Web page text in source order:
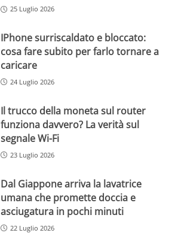
25 Luglio 2026
IPhone surriscaldato e bloccato:
cosa fare subito per farlo tornare a
caricare
24 Luglio 2026
Il trucco della moneta sul router
funziona davvero? La verità sul
segnale Wi-Fi
23 Luglio 2026
Dal Giappone arriva la lavatrice
umana che promette doccia e
asciugatura in pochi minuti
22 Luglio 2026